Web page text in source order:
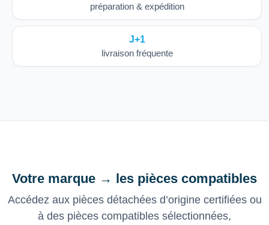
préparation & expédition
J+1
livraison fréquente
Votre marque → les pièces compatibles
Accédez aux pièces détachées d’origine certifiées ou
à des pièces compatibles sélectionnées,